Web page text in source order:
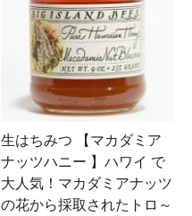
生はちみつ 【マカダミア
ナッツハニー 】ハワイ で
大人気！マカダミアナッツ
の花から採取されたトロ～